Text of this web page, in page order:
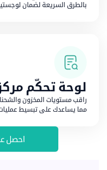
بالطرق السريعة لضمان
لوحة تحكّم
راقب مستويات المخزون
مما يساعدك على تبسيط
احصل